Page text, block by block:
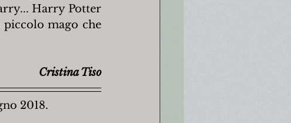
Harry Potter
piccolo mago che
Cristina Tiso
2018.